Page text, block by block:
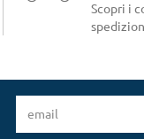
Scopri i